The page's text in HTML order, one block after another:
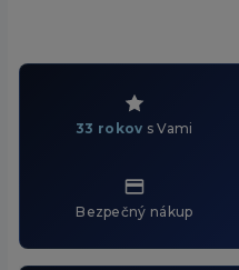
33 rokov s Vami
Bezpečný nákup